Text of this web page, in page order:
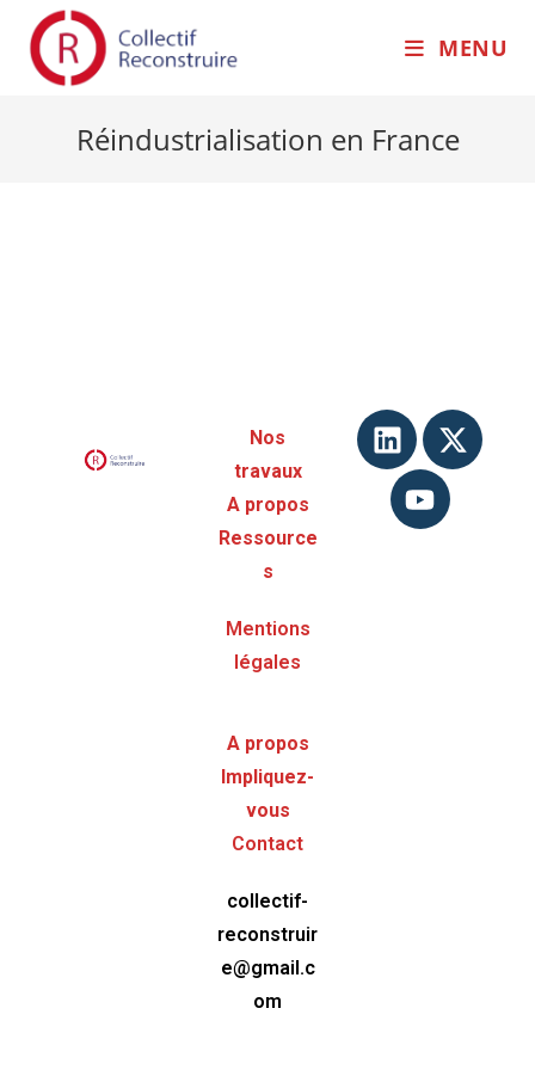
MENU
Réindustrialisation en France
Nos
travaux
A propos
Ressource
s
Mentions
légales
A propos
Impliquez-
vous
Contact
collectif-
reconstruir
e@gmail.c
om